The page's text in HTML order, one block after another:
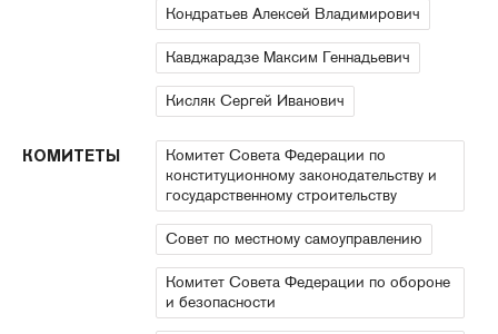
Кондратьев Алексей Владимирович
Кавджарадзе Максим Геннадьевич
Кисляк Сергей Иванович
КОМИТЕТЫ
Комитет Совета Федерации по
конституционному законодательству и
государственному строительству
Совет по местному самоуправлению
Комитет Совета Федерации по обороне
и безопасности